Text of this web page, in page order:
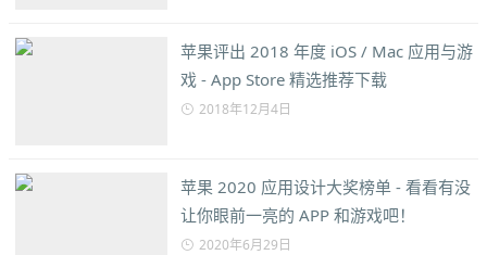
苹果评出 2018 年度 iOS / Mac 应用与游
戏 - App Store 精选推荐下载
2018年12月4日
苹果 2020 应用设计大奖榜单 - 看看有没
让你眼前一亮的 APP 和游戏吧！
2020年6月29日